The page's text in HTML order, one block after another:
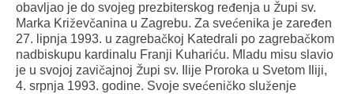
obavljao je do svojeg prezbiterskog ređenja u Župi sv.
Marka Križevčanina u Zagrebu. Za svećenika je zaređen
27. lipnja 1993. u zagrebačkoj Katedrali po zagrebačkom
nadbiskupu kardinalu Franji Kuhariću. Mladu misu slavio
je u svojoj zavičajnoj Župi sv. Ilije Proroka u Svetom Iliji,
4. srpnja 1993. godine. Svoje svećeničko služenje